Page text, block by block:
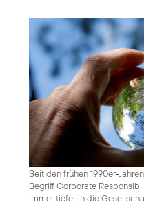
Seit den frühen 1990er-
Begriff Corporate
immer tiefer in die